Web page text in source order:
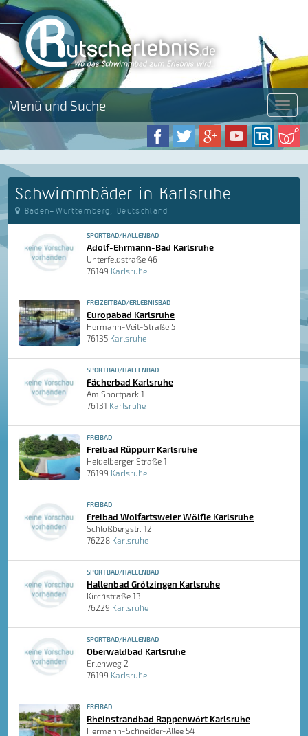
Menü und Suche Menü
Schwimmbäder in Karlsruhe
Baden-Württemberg, Deutschland
SPORTBAD/HALLENBAD
Adolf-Ehrmann-Bad Karlsruhe
Unterfeldstraße 46
76149 Karlsruhe
FREIZEITBAD/ERLEBNISBAD
Europabad Karlsruhe
Hermann-Veit-Straße 5
76135 Karlsruhe
SPORTBAD/HALLENBAD
Fächerbad Karlsruhe
Am Sportpark 1
76131 Karlsruhe
FREIBAD
Freibad Rüppurr Karlsruhe
Heidelberger Straße 1
76199 Karlsruhe
FREIBAD
Freibad Wolfartsweier Wölfle Karlsruhe
Schloßbergstr. 12
76228 Karlsruhe
SPORTBAD/HALLENBAD
Hallenbad Grötzingen Karlsruhe
Kirchstraße 13
76229 Karlsruhe
SPORTBAD/HALLENBAD
Oberwaldbad Karlsruhe
Erlenweg 2
76199 Karlsruhe
FREIBAD
Rheinstrandbad Rappenwört Karlsruhe
Hermann-Schneider-Allee 54